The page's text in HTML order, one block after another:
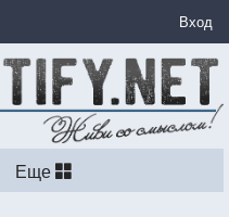
Вход
Еще